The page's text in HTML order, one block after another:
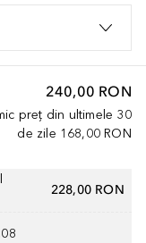
240,00 RON
preț din ultimele 30
de zile 168,00 RON
228,00 RON